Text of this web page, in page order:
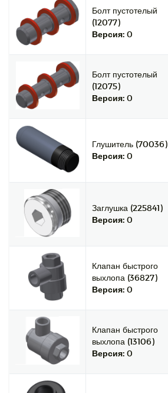
Болт пустотелый
(12077)
Версия: 0
Болт пустотелый
(12075)
Версия: 0
Глушитель (70036)
Версия: 0
Заглушка (225841)
Версия: 0
Клапан быстрого
выхлопа (36827)
Версия: 0
Клапан быстрого
выхлопа (13106)
Версия: 0